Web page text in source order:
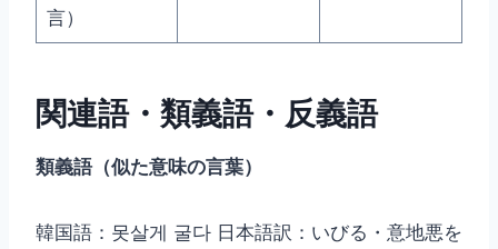
言）
関連語・類義語・反義語
類義語（似た意味の言葉）
韓国語：못살게 굴다 日本語訳：いびる・意地悪を